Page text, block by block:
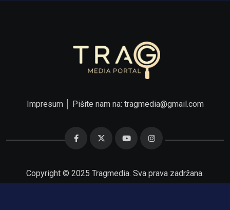
Impresum│ Pišite nam na: tragmedia@gmail.com
Copyright © 2025 Tragmedia. Sva prava zadržana.